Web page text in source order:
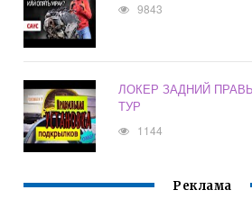
9843
ЛОКЕР ЗАДНИЙ
ТУР
1144
Реклама